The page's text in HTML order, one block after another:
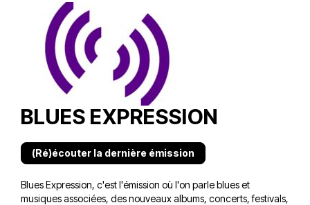
BLUES EXPRESSION
(Ré)écouter la dernière émission
Blues Expression, c'est l'émission où l'on parle blues et
musiques associées, des nouveaux albums, concerts, festivals,